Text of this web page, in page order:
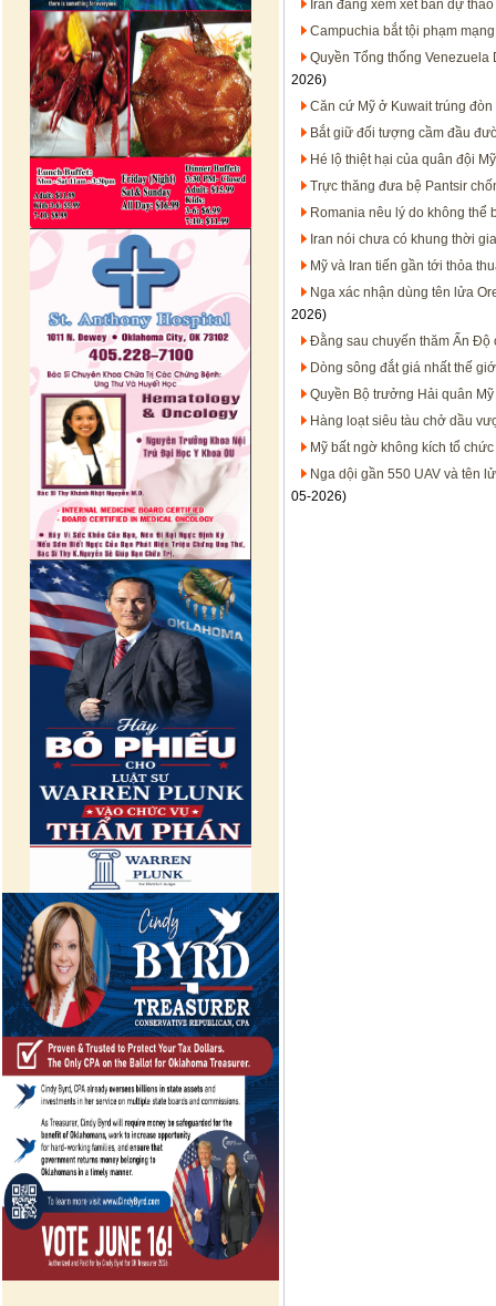
Iran đang xem xét bản dự
Campuchia bắt tội phạm
Quyền Tổng thống
2026)
Căn cứ Mỹ ở Kuwait trúng
Bắt giữ đối tượng cầm đầu
Hé lộ thiệt hại của quân đội
Trực thăng đưa bệ Pantsir
Romania nêu lý do không thể
Iran nói chưa có khung thời
Mỹ và Iran tiến gần tới thỏa
Nga xác nhận dùng tên lửa
2026)
Đằng sau chuyến thăm Ấn Độ
Dòng sông đắt giá nhất thế
Quyền Bộ trưởng Hải quân
Hàng loạt siêu tàu chở dầu
Mỹ bất ngờ không kích tổ
Nga dội gần 550 UAV và tên
05-2026)